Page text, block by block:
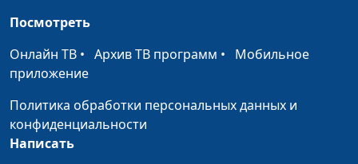
Сэндвичи с чечевичной
Рогалики с финиками и
Жингялов-хац (хлеб с зеленью)
и салат с чечевицей
Посмотреть
Онлайн ТВ • Архив ТВ программ • Мобильное
приложение
Политика обработки персональных данных и
конфиденциальности
Написать